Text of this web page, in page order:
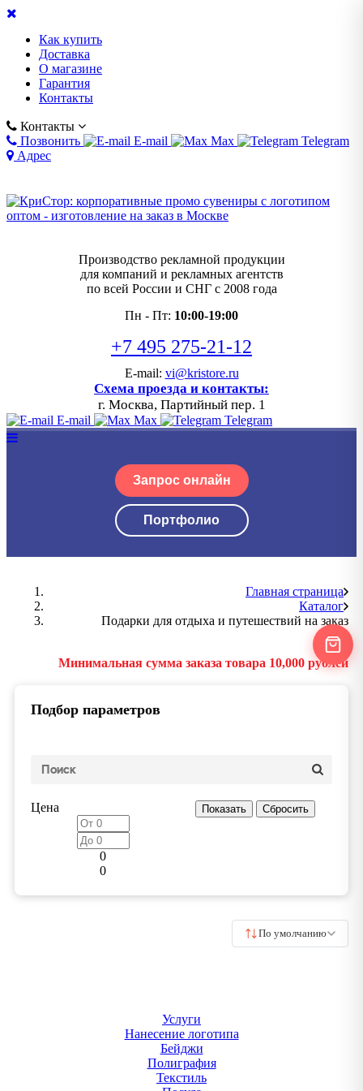
Как купить
Доставка
О магазине
Гарантия
Контакты
Контакты
Позвонить
E-mail Max
Telegram
Адрес
Производство рекламной продукции
для компаний и рекламных агентств
по всей России и СНГ с 2008 года
Пн - Пт: 10:00-19:00
+7 495 275-21-12
E-mail: vi@kristore.ru
Схема проезда и контакты:
г. Москва, Партийный пер. 1
E-mail Max Telegram
Запрос онлайн
Портфолио
Главная страница
Каталог
Подарки для отдыха и путешествий на заказ
Минимальная сумма заказа товара 10,000 рублей
Подбор параметров
Цена
0
0
По умолчанию
Услуги
Нанесение логотипа
Бейджи
Полиграфия
Текстиль